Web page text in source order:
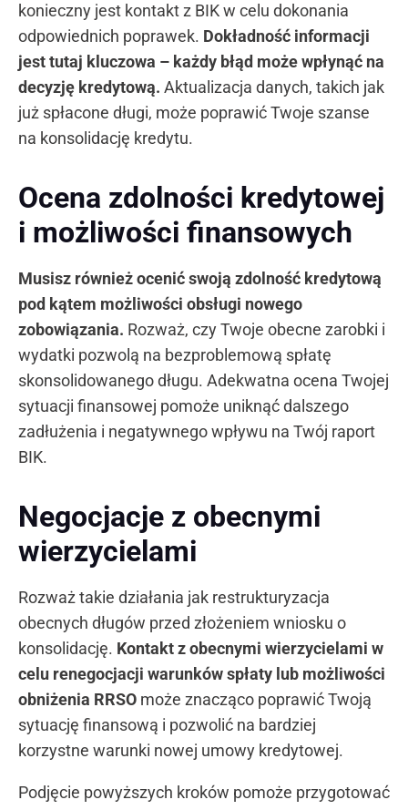
konieczny jest kontakt z BIK w celu dokonania
odpowiednich poprawek. Dokładność informacji
jest tutaj kluczowa – każdy błąd może wpłynąć na
decyzję kredytową. Aktualizacja danych, takich jak
już spłacone długi, może poprawić Twoje szanse
na konsolidację kredytu.
Ocena zdolności kredytowej
i możliwości finansowych
Musisz również ocenić swoją zdolność kredytową
pod kątem możliwości obsługi nowego
zobowiązania. Rozważ, czy Twoje obecne zarobki i
wydatki pozwolą na bezproblemową spłatę
skonsolidowanego długu. Adekwatna ocena Twojej
sytuacji finansowej pomoże uniknąć dalszego
zadłużenia i negatywnego wpływu na Twój raport
BIK.
Negocjacje z obecnymi
wierzycielami
Rozważ takie działania jak restrukturyzacja
obecnych długów przed złożeniem wniosku o
konsolidację. Kontakt z obecnymi wierzycielami w
celu renegocjacji warunków spłaty lub możliwości
obniżenia RRSO może znacząco poprawić Twoją
sytuację finansową i pozwolić na bardziej
korzystne warunki nowej umowy kredytowej.
Podjęcie powyższych kroków pomoże przygotować